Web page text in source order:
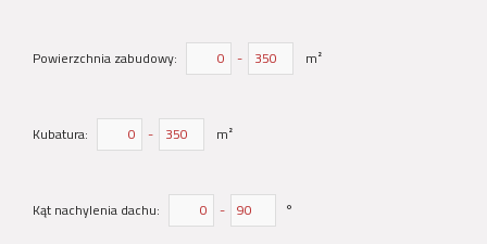
Powierzchnia zabudowy: - m²
Kubatura: - m²
Kąt nachylenia dachu: - °